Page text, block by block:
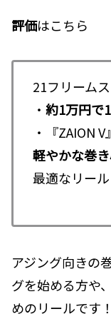
評価はこちら
21フリームス
・ 約1万円で
・『ZAION
軽やかな巻
最適なリール
アジング向きの
グを始める方や
めのリールです！